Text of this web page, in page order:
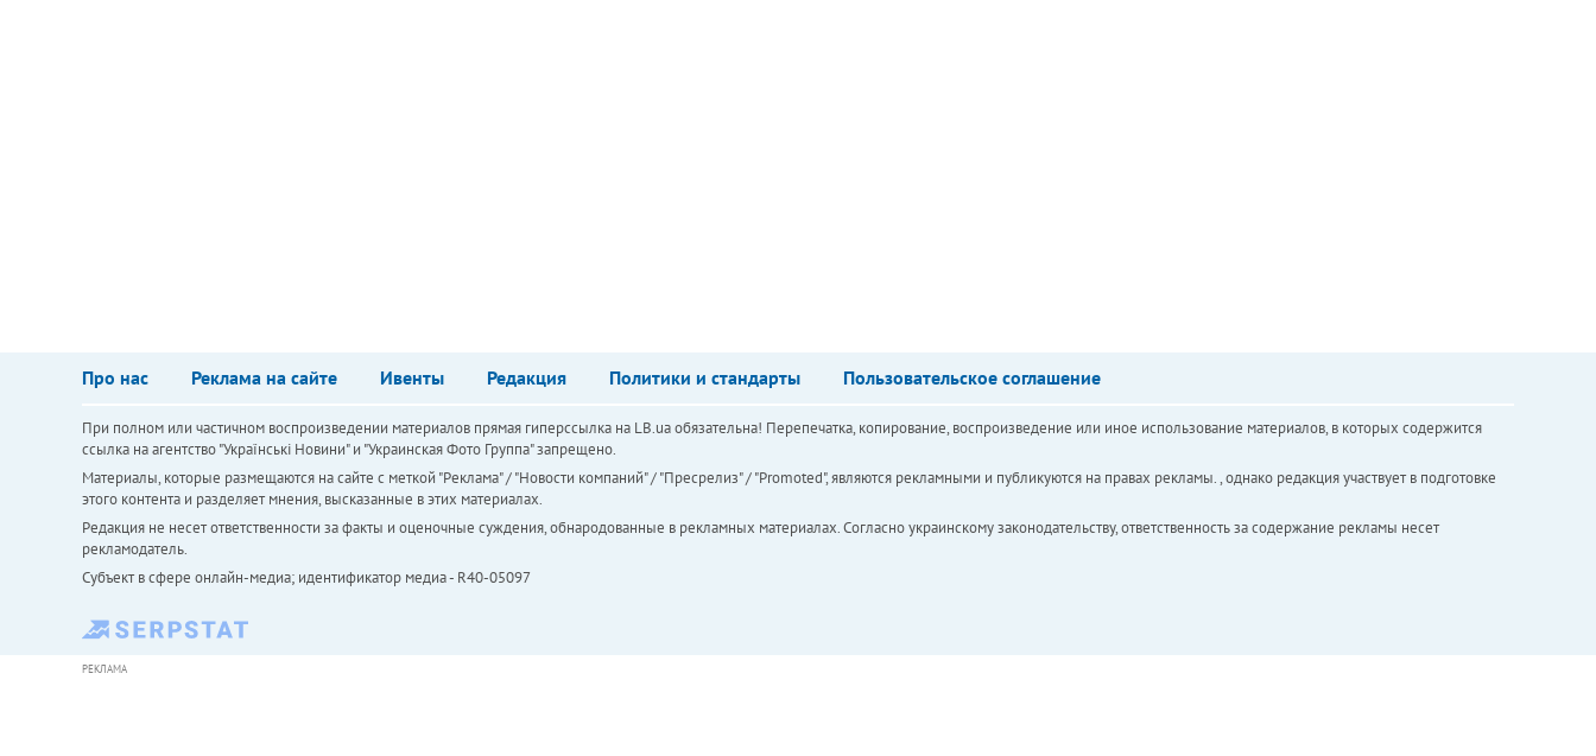
Про нас Реклама на сайте Ивенты Редакция Политики и стандарты Пользовательское соглашение
При полном или частичном воспроизведении материалов прямая гиперссылка на LB.ua обязательна! Перепечатка, копирование, воспроизведение или иное использование материалов, в которых содержится
ссылка на агентство "Українськi Новини" и "Украинская Фото Группа" запрещено.
Материалы, которые размещаются на сайте с меткой "Реклама" / "Новости компаний" / "Пресрелиз" / "Promoted", являются рекламными и публикуются на правах рекламы. , однако редакция участвует в подготовке
этого контента и разделяет мнения, высказанные в этих материалах.
Редакция не несет ответственности за факты и оценочные суждения, обнародованные в рекламных материалах. Согласно украинскому законодательству, ответственность за содержание рекламы несет
рекламодатель.
Субъект в сфере онлайн-медиа; идентификатор медиа - R40-05097
РЕКЛАМА